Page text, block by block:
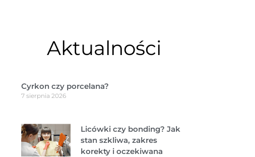
Aktualności
Cyrkon czy porcelana?
7 sierpnia 2026
Licówki czy bonding? Jak
stan szkliwa, zakres
korekty i oczekiwana